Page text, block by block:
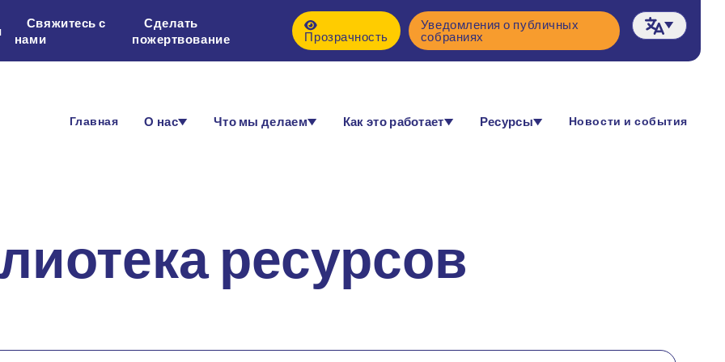
Свяжитесь с
нами
Сделать
пожертвование
Прозрачность
Уведомления о публичных
собраниях
Главная О нас Что мы делаем Как это работает Ресурсы Новости и события
ресурсов